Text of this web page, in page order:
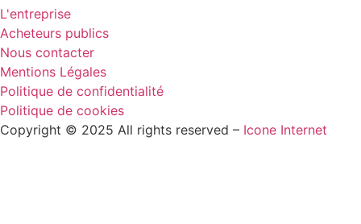
L'entreprise
Acheteurs publics
Nous contacter
Mentions Légales
Politique de confidentialité
Politique de cookies
Copyright © 2025 All rights reserved – Icone Internet